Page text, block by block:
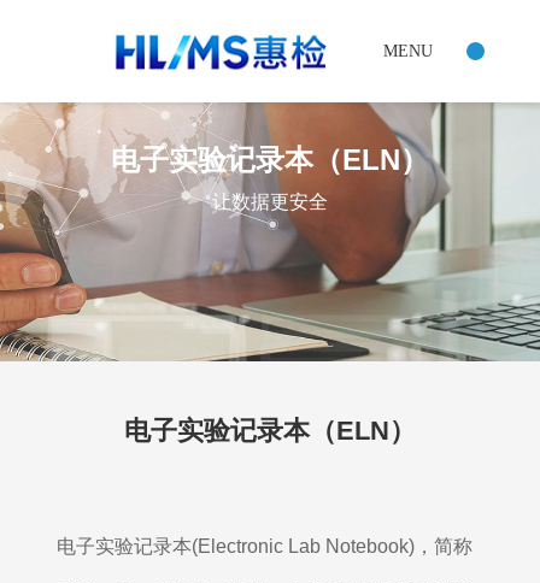
电子实验记录本（ELN）
电子实验记录本(Electronic Lab Notebook)，简称